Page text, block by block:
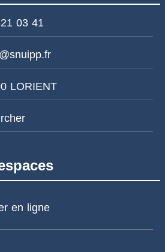
03 41
LORIENT
en ligne